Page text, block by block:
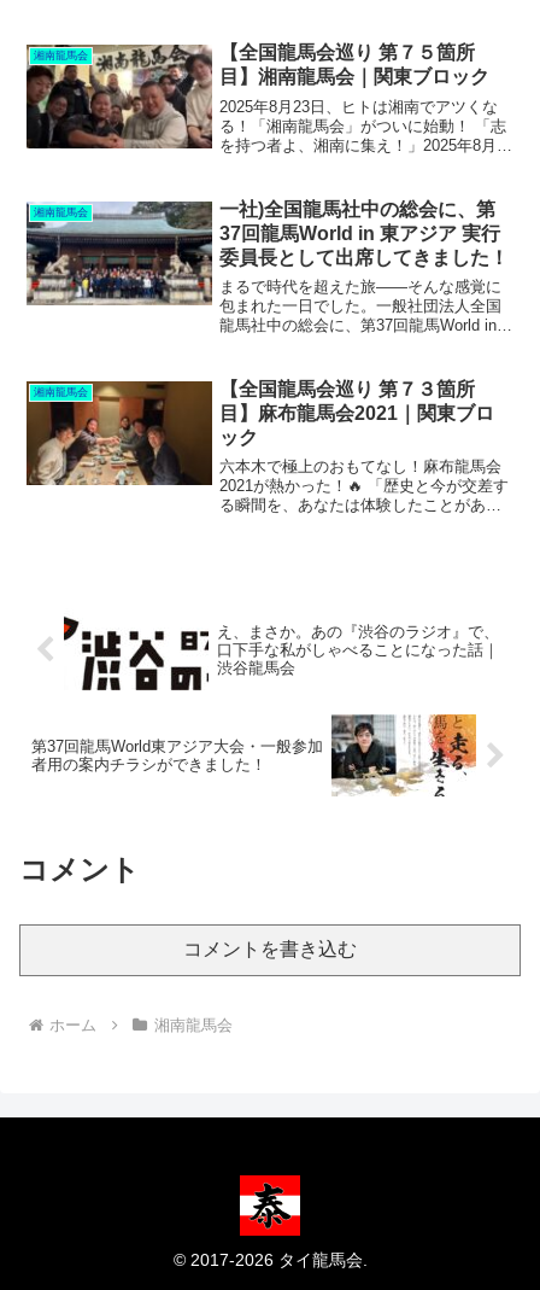
馬会」が正式に発足します！その理念
は、高知の偉人・坂本...
湘南龍馬会
【全国龍馬会巡り 第７５箇所
目】湘南龍馬会｜関東ブロック
2025年8月23日、ヒトは湘南でアツくな
る！「湘南龍馬会」がついに始動！ 「志
を持つ者よ、湘南に集え！」2025年8月
ち寄せる湘南。そこに集うのは、時代を
超えて「龍...
湘南龍馬会
一社)全国龍馬社中の総会に、第
37回龍馬World in 東アジア 実行
委員長として出席してきました！
まるで時代を超えた旅――そんな感覚に
包まれた一日でした。一般社団法人全国
龍馬社中の総会に、第37回龍馬World in
の告知と日程調整を行いました。歴史の
息吹を感じ...
湘南龍馬会
【全国龍馬会巡り 第７３箇所
目】麻布龍馬会2021｜関東ブロ
ック
六本木で極上のおもてなし！麻布龍馬会
2021が熱かった！🔥 「歴史と今が交差す
る瞬間を、あなたは体験したことがあり
え、まさか。あの『渋谷のラジオ』で、
口下手な私がしゃべることになった話｜
渋谷龍馬会
第37回龍馬World東アジア大会・一般参加
者用の案内チラシができました！
コメント
コメントを書き込む
ホーム 湘南龍馬会
© 2017-2026 タイ龍馬会.